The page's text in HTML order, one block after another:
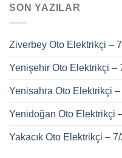
SON YAZILAR
Ziverbey Oto Elektrikçi –
Yenişehir Oto Elektrikçi –
Yenisahra Oto Elektrikçi –
Yenidoğan Oto Elektrikçi
Yakacık Oto Elektrikçi –